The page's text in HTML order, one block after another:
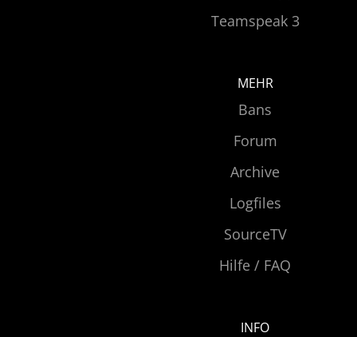
Teamspeak 3
MEHR
Bans
Forum
Archive
Logfiles
SourceTV
Hilfe / FAQ
INFO